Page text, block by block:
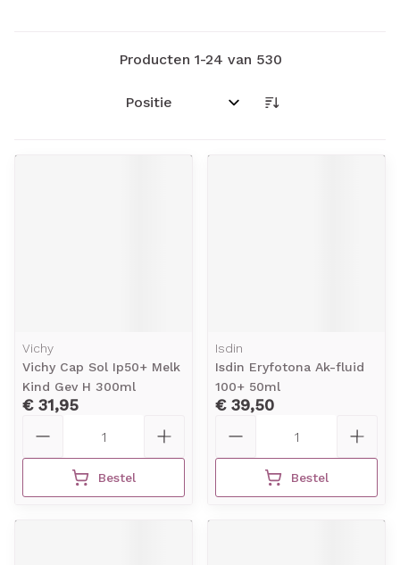
Producten 1-24 van 530
Sorteer op:
Vichy
Vichy Cap Sol Ip50+ Melk
Kind Gev H 300ml
€ 31,95
Bestel
Isdin
Isdin Eryfotona Ak-fluid
100+ 50ml
€ 39,50
Bestel